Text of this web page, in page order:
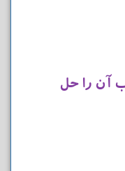
آن را حل